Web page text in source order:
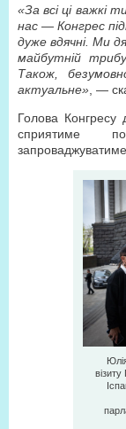
«За всі ці важкі
нас — Конгрес
дуже вдячні. Ми
майбутній
Також,
актуальне» , —
Голова Конгресу
сприятиме
запроваджуватиме